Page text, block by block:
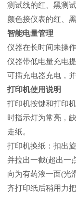
测试线的红、黑测
颜色接仪表的红、黑
智能电量管理
仪器在长时间未操
仪器带低电量充电
可插充电器充电，
打印机使用说明
打印机按键和打印
时指示灯为常亮，
走
打印机换纸：扣出
并拉出一截(超出一
向为有药液一面(光
齐打印纸后稍用力